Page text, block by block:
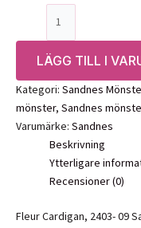
2403-
09
Sandnes
mängd
LÄGG TILL I
Kategori: Sandnes
mönster, Sandnes
Varumärke: Sandnes
Beskrivning
Ytterligare
Recensioner (0)
Fleur Cardigan, 2403- 09